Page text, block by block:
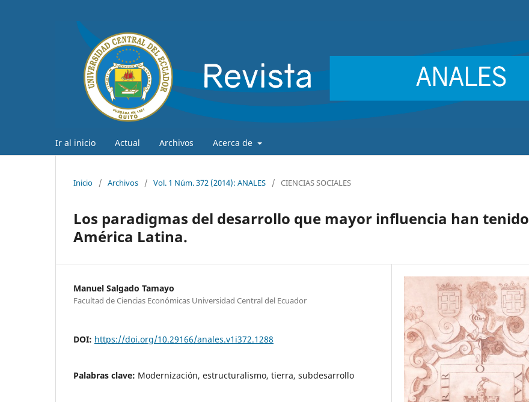
Ir al inicio Actual Archivos Acerca de
Inicio / Archivos / Vol. 1 Núm. 372 (2014): ANALES / CIENCIAS SOCIALES
Los paradigmas del desarrollo que mayor influencia han tenido
América Latina.
Manuel Salgado Tamayo
Facultad de Ciencias Económicas Universidad Central del Ecuador
DOI: https://doi.org/10.29166/anales.v1i372.1288
Palabras clave: Modernización, estructuralismo, tierra, subdesarrollo